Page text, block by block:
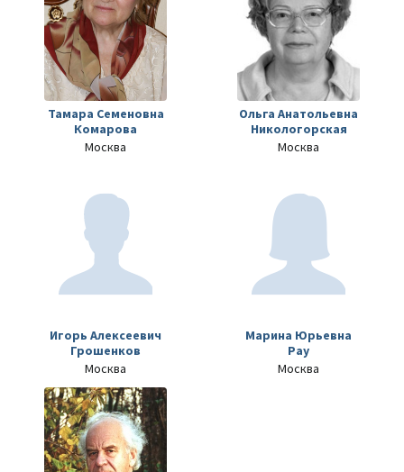
Тамара Семеновна
Комарова
Москва
Ольга Анатольевна
Никологорская
Москва
Игорь Алексеевич
Грошенков
Москва
Марина Юрьевна
Рау
Москва